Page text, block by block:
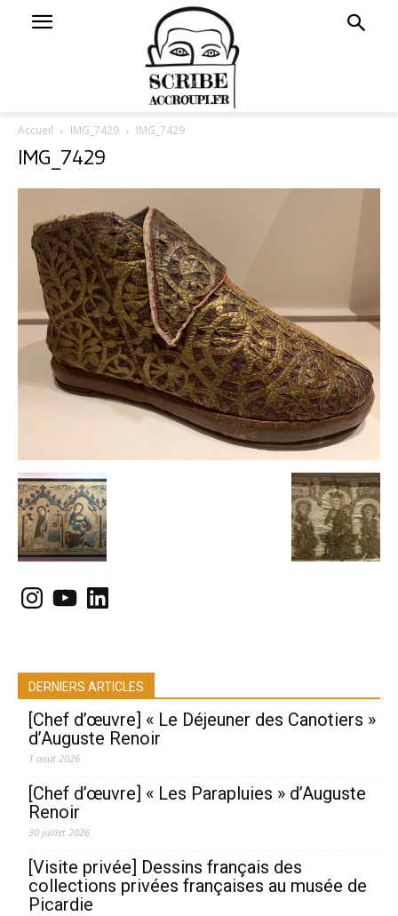
Accueil IMG_7429 IMG_7429
IMG_7429
Instagram
YouTubeLinkedIn
DERNIERS ARTICLES
[Chef d’œuvre] « Le Déjeuner des Canotiers »
d’Auguste Renoir
1 août 2026
[Chef d’œuvre] « Les Parapluies » d’Auguste
Renoir
30 juillet 2026
[Visite privée] Dessins français des
collections privées françaises au musée de
Picardie